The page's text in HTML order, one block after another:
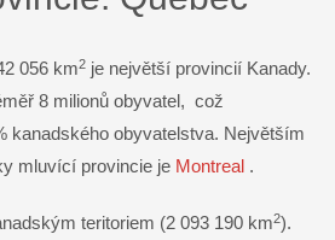
056 km2 je největší provincií Kanady.
8 milionů obyvatel, což
kanadského obyvatelstva. Největším
mluvící provincie je Montreal .
teritoriem (2 093 190 km2).